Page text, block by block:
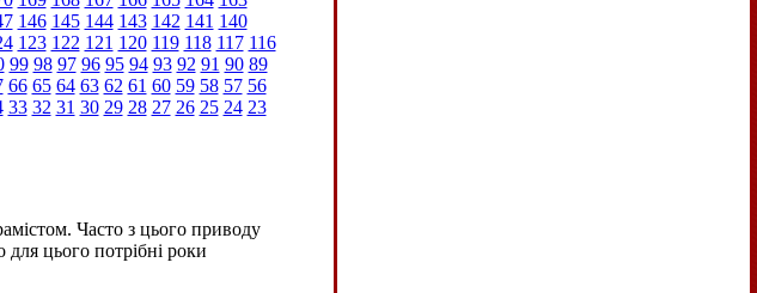
146 145 144 143 142 141 140
123 122 121 120 119 118 117 116
99 98 97 96 95 94 93 92 91 90 89
66 65 64 63 62 61 60 59 58 57 56
33 32 31 30 29 28 27 26 25 24 23
Часто з цього приводу
цього потрібні роки